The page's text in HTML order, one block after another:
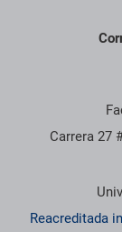
Carrera 27
Reacreditada